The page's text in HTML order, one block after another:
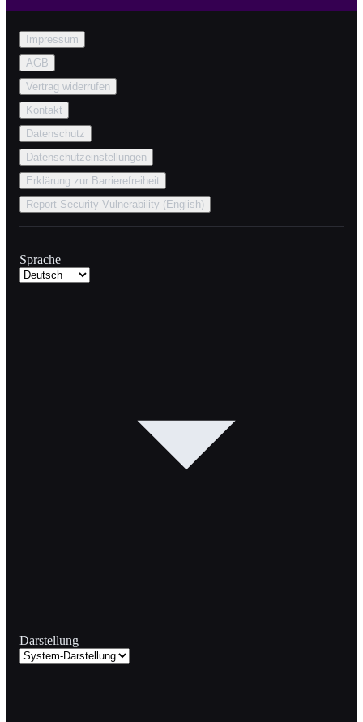
Impressum
AGB
Vertrag widerrufen
Kontakt
Datenschutz
Datenschutzeinstellungen
Erklärung zur Barrierefreiheit
Report Security Vulnerability (English)
Sprache
Darstellung